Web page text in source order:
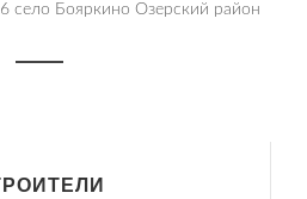
село Бояркино Озерский район